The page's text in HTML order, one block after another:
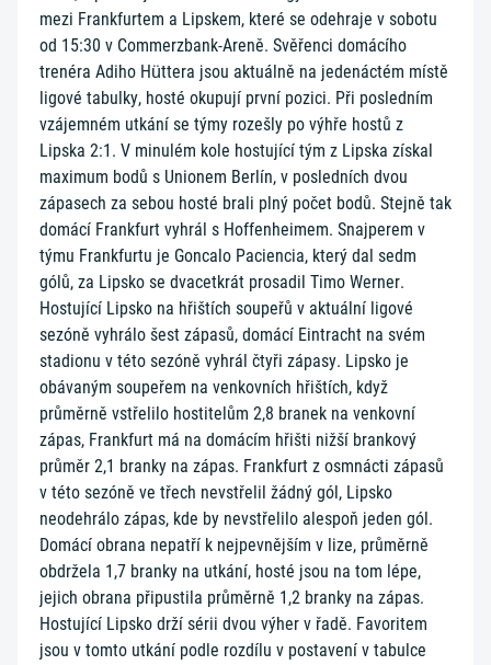
mezi Frankfurtem a Lipskem, které se odehraje v sobotu
od 15:30 v Commerzbank-Areně. Svěřenci domácího
trenéra Adiho Hüttera jsou aktuálně na jedenáctém místě
ligové tabulky, hosté okupují první pozici. Při posledním
vzájemném utkání se týmy rozešly po výhře hostů z
Lipska 2:1. V minulém kole hostující tým z Lipska získal
maximum bodů s Unionem Berlín, v posledních dvou
zápasech za sebou hosté brali plný počet bodů. Stejně tak
domácí Frankfurt vyhrál s Hoffenheimem. Snajperem v
týmu Frankfurtu je Goncalo Paciencia, který dal sedm
gólů, za Lipsko se dvacetkrát prosadil Timo Werner.
Hostující Lipsko na hřištích soupeřů v aktuální ligové
sezóně vyhrálo šest zápasů, domácí Eintracht na svém
stadionu v této sezóně vyhrál čtyři zápasy. Lipsko je
obávaným soupeřem na venkovních hřištích, když
průměrně vstřelilo hostitelům 2,8 branek na venkovní
zápas, Frankfurt má na domácím hřišti nižší brankový
průměr 2,1 branky na zápas. Frankfurt z osmnácti zápasů
v této sezóně ve třech nevstřelil žádný gól, Lipsko
neodehrálo zápas, kde by nevstřelilo alespoň jeden gól.
Domácí obrana nepatří k nejpevnějším v lize, průměrně
obdržela 1,7 branky na utkání, hosté jsou na tom lépe,
jejich obrana připustila průměrně 1,2 branky na zápas.
Hostující Lipsko drží sérii dvou výher v řadě. Favoritem
jsou v tomto utkání podle rozdílu v postavení v tabulce